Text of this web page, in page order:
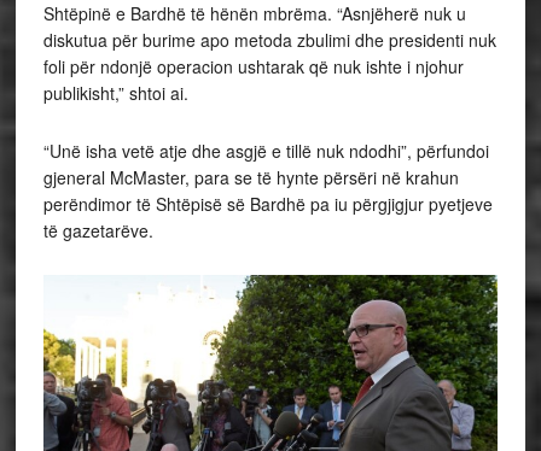
Shtëpinë e Bardhë të hënën mbrëma. “Asnjëherë nuk u
diskutua për burime apo metoda zbulimi dhe presidenti nuk
foli për ndonjë operacion ushtarak që nuk ishte i njohur
publikisht,” shtoi ai.
“Unë isha vetë atje dhe asgjë e tillë nuk ndodhi”, përfundoi
gjeneral McMaster, para se të hynte përsëri në krahun
perëndimor të Shtëpisë së Bardhë pa iu përgjigjur pyetjeve
të gazetarëve.